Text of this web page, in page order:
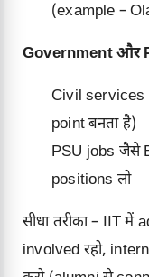
(example –
Government और
Civil services
point बनता है)
PSU jobs जैसे
positions लो
सीधा तरीका – IIT
involved रहो,